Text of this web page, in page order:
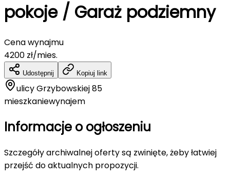
pokoje / Garaż podziemny
Cena wynajmu
4200 zł/mies.
Udostępnij Kopiuj link
ulicy Grzybowskiej 85
mieszkaniewynajem
Informacje o ogłoszeniu
Szczegóły archiwalnej oferty są zwinięte, żeby łatwiej
przejść do aktualnych propozycji.